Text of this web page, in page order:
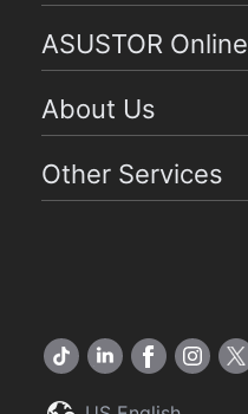
ASUSTOR Online
About Us
Other Services